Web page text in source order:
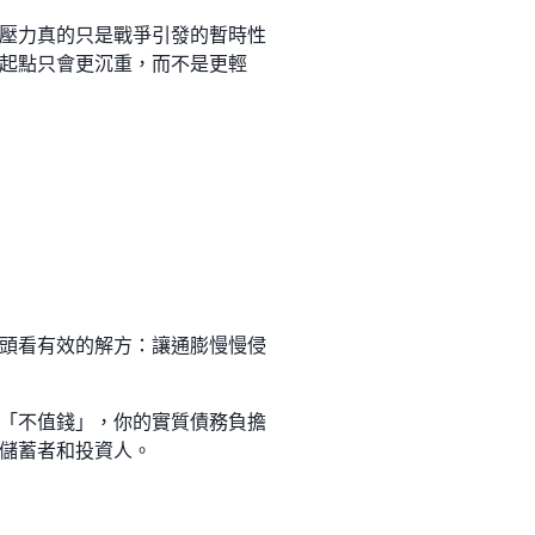
力真的只是戰爭引發的暫時性
點只會更沉重，而不是更輕
看有效的解方：讓通膨慢慢侵
不值錢」，你的實質債務負擔
蓄者和投資人。